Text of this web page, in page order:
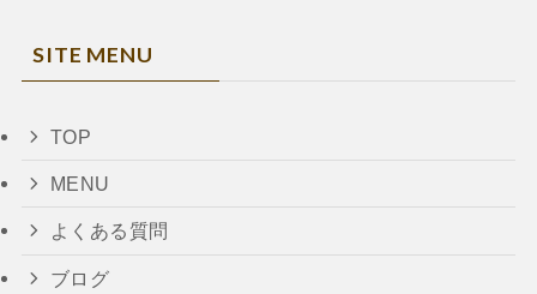
SITE MENU
TOP
MENU
よくある質問
ブログ